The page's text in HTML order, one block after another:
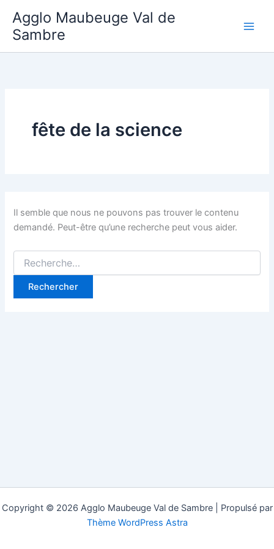
contenu
Agglo Maubeuge Val de
Sambre
fête de la science
Il semble que nous ne pouvons pas trouver le contenu
demandé. Peut-être qu’une recherche peut vous aider.
Rechercher :
Copyright © 2026 Agglo Maubeuge Val de Sambre | Propulsé par
Thème WordPress Astra